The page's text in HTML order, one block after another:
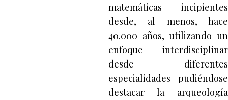
matemáticas incipientes
desde, al menos, hace
40.000 años, utilizando un
enfoque interdisciplinar
desde diferentes
especialidades –pudiéndose
destacar la arqueología